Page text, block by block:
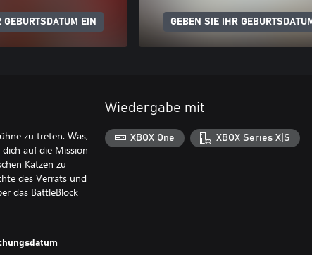
EIN GEBEN SIE IHR
zu treten. Was,
auf die Mission
Katzen zu
des Verrats und
das BattleBlock
Wiedergabe mit
XBOX One XBOX Series X|S